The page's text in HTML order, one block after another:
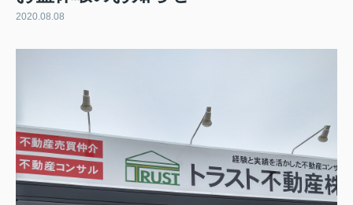
2020.08.08